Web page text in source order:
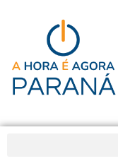
conteúdo